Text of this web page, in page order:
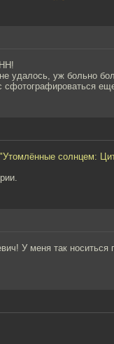
удалось, уж больно
солнцем:
У меня так носиться